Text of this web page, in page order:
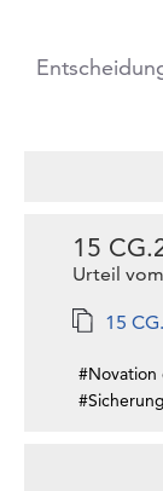
15
Urteil
15
#Novation